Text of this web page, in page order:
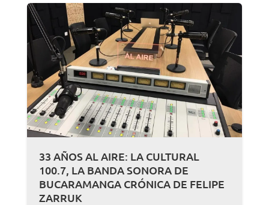
33 AÑOS AL AIRE: LA CULTURAL
100.7, LA BANDA SONORA DE
BUCARAMANGA CRÓNICA DE FELIPE
ZARRUK